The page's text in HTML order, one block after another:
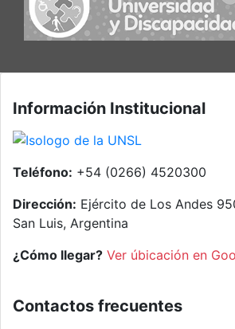
Información Institucional
Teléfono: +54 (0266) 4520300
Dirección: Ejército de Los Andes
San Luis, Argentina
¿Cómo llegar? Ver úbicación en
Contactos frecuentes